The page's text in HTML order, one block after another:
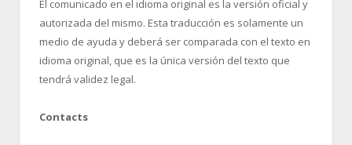
El comunicado en el idioma original es la versión oficial y
autorizada del mismo. Esta traducción es solamente un
medio de ayuda y deberá ser comparada con el texto en
idioma original, que es la única versión del texto que
tendrá validez legal.
Contacts